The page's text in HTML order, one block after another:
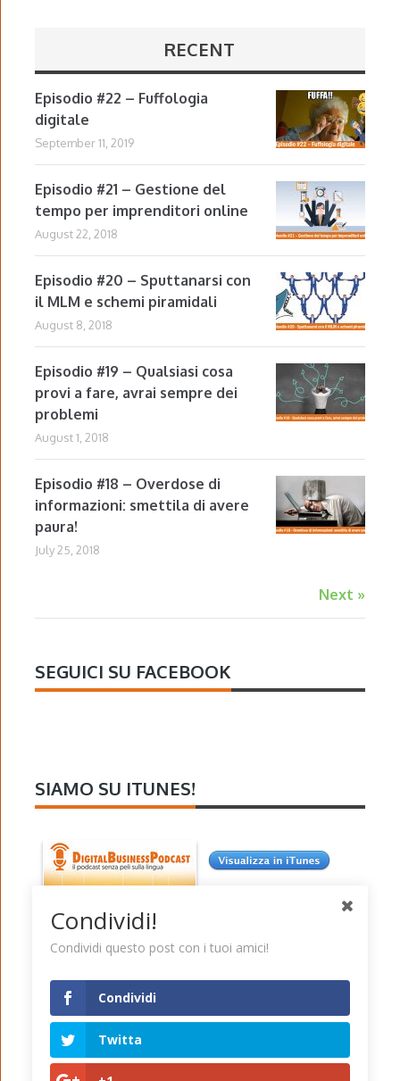
RECENT
Episodio #22 – Fuffologia
digitale
September 11, 2019
Episodio #21 – Gestione del
tempo per imprenditori online
August 22, 2018
Episodio #20 – Sputtanarsi con
il MLM e schemi piramidali
August 8, 2018
Episodio #19 – Qualsiasi cosa
provi a fare, avrai sempre dei
problemi
August 1, 2018
Episodio #18 – Overdose di
informazioni: smettila di avere
paura!
July 25, 2018
Next »
SEGUICI SU FACEBOOK
SIAMO SU ITUNES!
Condividi!
Condividi questo post con i tuoi amici!
Condividi
Twitta